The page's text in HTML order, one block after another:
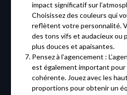
impact significatif sur
Choisissez des couleurs qui
reflètent votre personnalité.
des tons vifs et audacieux ou
plus douces et apaisantes.
Pensez à l’agencement :
est également important pour
cohérente. Jouez avec les
proportions pour obtenir un